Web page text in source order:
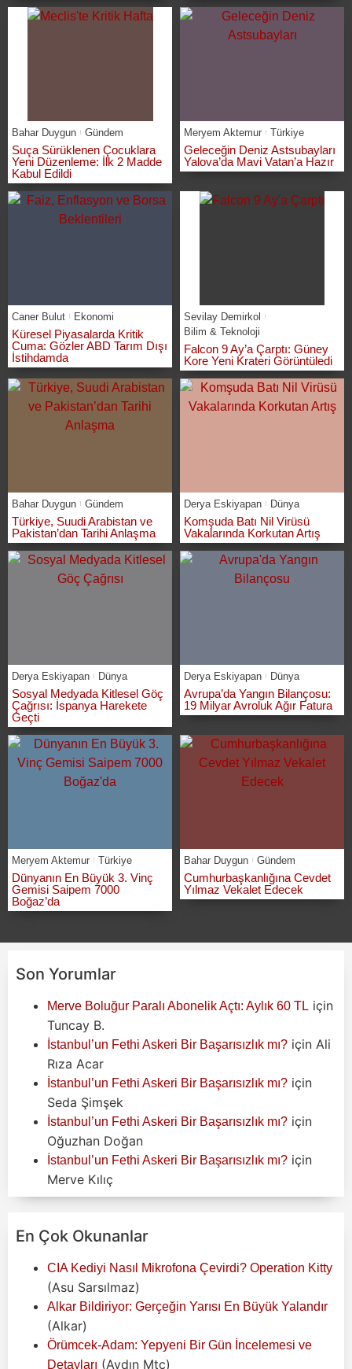
Bahar Duygun Gündem
Suça Sürüklenen Çocuklara
Yeni Düzenleme: İlk 2 Madde
Kabul Edildi
Meryem Aktemur Türkiye
Geleceğin Deniz Astsubayları
Yalova’da Mavi Vatan’a Hazır
Caner Bulut Ekonomi
Küresel Piyasalarda Kritik
Cuma: Gözler ABD Tarım Dışı
İstihdamda
Sevilay Demirkol
Bilim & Teknoloji
Falcon 9 Ay’a Çarptı: Güney
Kore Yeni Krateri Görüntüledi
Bahar Duygun Gündem
Türkiye, Suudi Arabistan ve
Pakistan’dan Tarihi Anlaşma
Derya Eskiyapan Dünya
Komşuda Batı Nil Virüsü
Vakalarında Korkutan Artış
Derya Eskiyapan Dünya
Sosyal Medyada Kitlesel Göç
Çağrısı: İspanya Harekete
Geçti
Derya Eskiyapan Dünya
Avrupa’da Yangın Bilançosu:
19 Milyar Avroluk Ağır Fatura
Meryem Aktemur Türkiye
Dünyanın En Büyük 3. Vinç
Gemisi Saipem 7000
Boğaz’da
Bahar Duygun Gündem
Cumhurbaşkanlığına Cevdet
Yılmaz Vekalet Edecek
Son Yorumlar
Merve Boluğur Paralı Abonelik Açtı: Aylık 60 TL için
Tuncay B.
İstanbul’un Fethi Askeri Bir Başarısızlık mı? için Ali
Rıza Acar
İstanbul’un Fethi Askeri Bir Başarısızlık mı? için
Seda Şimşek
İstanbul’un Fethi Askeri Bir Başarısızlık mı? için
Oğuzhan Doğan
İstanbul’un Fethi Askeri Bir Başarısızlık mı? için
Merve Kılıç
En Çok Okunanlar
CIA Kediyi Nasıl Mikrofona Çevirdi? Operation Kitty
(Asu Sarsılmaz)
Alkar Bildiriyor: Gerçeğin Yarısı En Büyük Yalandır
(Alkar)
Örümcek-Adam: Yepyeni Bir Gün İncelemesi ve
Detayları (Aydın Mtc)